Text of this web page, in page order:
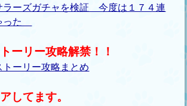
ラーズガチャを検証 今度は１７４連
った
ーリー攻略解禁！！
トーリー攻略まとめ
してます。